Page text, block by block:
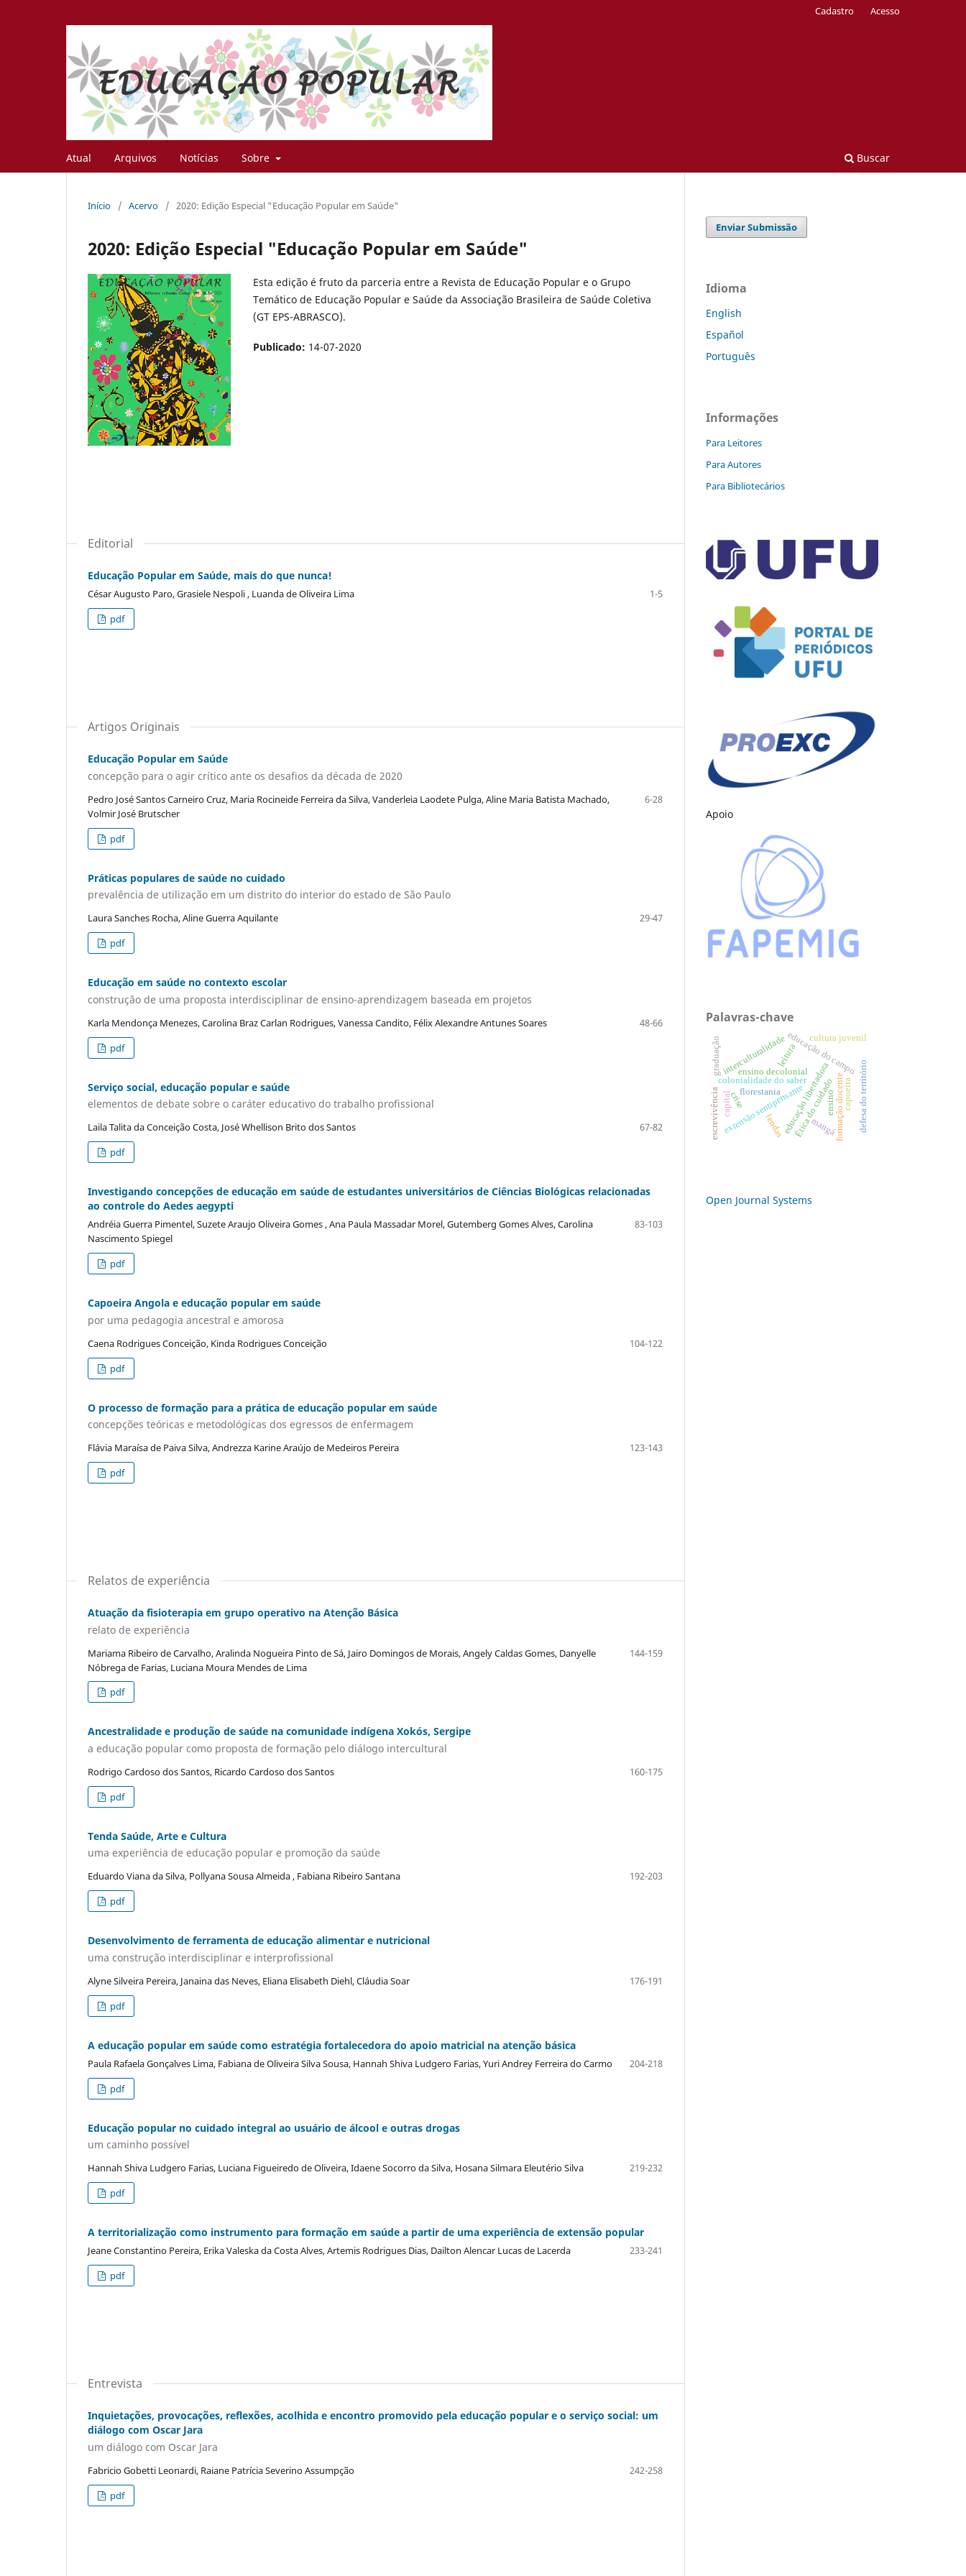
Atual Arquivos Notícias Sobre Buscar
Cadastro Acesso
Início / Acervo / 2020: Edição Especial "Educação Popular em Saúde"
2020: Edição Especial "Educação Popular em Saúde"
Esta edição é fruto da parceria entre a Revista de Educação Popular e o Grupo
Temático de Educação Popular e Saúde da Associação Brasileira de Saúde Coletiva
(GT EPS-ABRASCO).
Publicado: 14-07-2020
Editorial
Educação Popular em Saúde, mais do que nunca!
César Augusto Paro, Grasiele Nespoli , Luanda de Oliveira Lima
1-5
pdf
Artigos Originais
Educação Popular em Saúde
concepção para o agir crítico ante os desafios da década de 2020
Pedro José Santos Carneiro Cruz, Maria Rocineide Ferreira da Silva, Vanderleia Laodete Pulga, Aline Maria Batista Machado,
Volmir José Brutscher
6-28
pdf
Práticas populares de saúde no cuidado
prevalência de utilização em um distrito do interior do estado de São Paulo
Laura Sanches Rocha, Aline Guerra Aquilante
29-47
pdf
Educação em saúde no contexto escolar
construção de uma proposta interdisciplinar de ensino-aprendizagem baseada em projetos
Karla Mendonça Menezes, Carolina Braz Carlan Rodrigues, Vanessa Candito, Félix Alexandre Antunes Soares
48-66
pdf
Serviço social, educação popular e saúde
elementos de debate sobre o caráter educativo do trabalho profissional
Laila Talita da Conceição Costa, José Whellison Brito dos Santos
67-82
pdf
Investigando concepções de educação em saúde de estudantes universitários de Ciências Biológicas relacionadas
ao controle do Aedes aegypti
Andréia Guerra Pimentel, Suzete Araujo Oliveira Gomes , Ana Paula Massadar Morel, Gutemberg Gomes Alves, Carolina
Nascimento Spiegel
83-103
pdf
Capoeira Angola e educação popular em saúde
por uma pedagogia ancestral e amorosa
Caena Rodrigues Conceição, Kinda Rodrigues Conceição
104-122
pdf
O processo de formação para a prática de educação popular em saúde
concepções teóricas e metodológicas dos egressos de enfermagem
Flávia Maraísa de Paiva Silva, Andrezza Karine Araújo de Medeiros Pereira
123-143
pdf
Relatos de experiência
Atuação da fisioterapia em grupo operativo na Atenção Básica
relato de experiência
Mariama Ribeiro de Carvalho, Aralinda Nogueira Pinto de Sá, Jairo Domingos de Morais, Angely Caldas Gomes, Danyelle
Nóbrega de Farias, Luciana Moura Mendes de Lima
144-159
pdf
Ancestralidade e produção de saúde na comunidade indígena Xokós, Sergipe
a educação popular como proposta de formação pelo diálogo intercultural
Rodrigo Cardoso dos Santos, Ricardo Cardoso dos Santos
160-175
pdf
Tenda Saúde, Arte e Cultura
uma experiência de educação popular e promoção da saúde
Eduardo Viana da Silva, Pollyana Sousa Almeida , Fabiana Ribeiro Santana
192-203
pdf
Desenvolvimento de ferramenta de educação alimentar e nutricional
uma construção interdisciplinar e interprofissional
Alyne Silveira Pereira, Janaina das Neves, Eliana Elisabeth Diehl, Cláudia Soar
176-191
pdf
A educação popular em saúde como estratégia fortalecedora do apoio matricial na atenção básica
Paula Rafaela Gonçalves Lima, Fabiana de Oliveira Silva Sousa, Hannah Shiva Ludgero Farias, Yuri Andrey Ferreira do Carmo
204-218
pdf
Educação popular no cuidado integral ao usuário de álcool e outras drogas
um caminho possível
Hannah Shiva Ludgero Farias, Luciana Figueiredo de Oliveira, Idaene Socorro da Silva, Hosana Silmara Eleutério Silva
219-232
pdf
A territorialização como instrumento para formação em saúde a partir de uma experiência de extensão popular
Jeane Constantino Pereira, Erika Valeska da Costa Alves, Artemis Rodrigues Dias, Dailton Alencar Lucas de Lacerda
233-241
pdf
Entrevista
Inquietações, provocações, reflexões, acolhida e encontro promovido pela educação popular e o serviço social: um
diálogo com Oscar Jara
um diálogo com Oscar Jara
Fabricio Gobetti Leonardi, Raiane Patrícia Severino Assumpção
242-258
pdf
Enviar Submissão
Idioma
English
Español
Português
Informações
Para Leitores
Para Autores
Para Bibliotecários
Apoio
Palavras-chave
extensão sentipensante
colonialidade do sabereducação libertadora
florestania Ética do cuidado
educação do campo
interculturalidade
formação docente defesa do território
crise
capital
ensino decolonial
ensino
graduação
escrevivência mangá
leitura
cultura juvenil
capoeira
lendas
Open Journal Systems